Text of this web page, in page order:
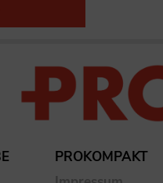
PROKOMPAKT